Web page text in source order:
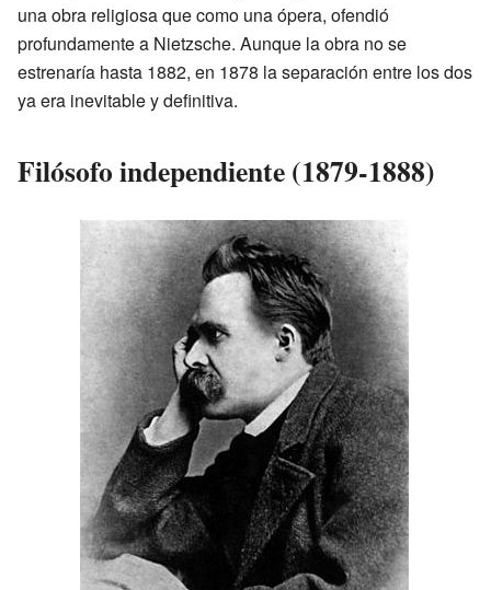
una obra religiosa que como una ópera, ofendió
profundamente a Nietzsche. Aunque la obra no se
estrenaría hasta 1882, en 1878 la separación entre los dos
ya era inevitable y definitiva.
Filósofo independiente (1879-1888)